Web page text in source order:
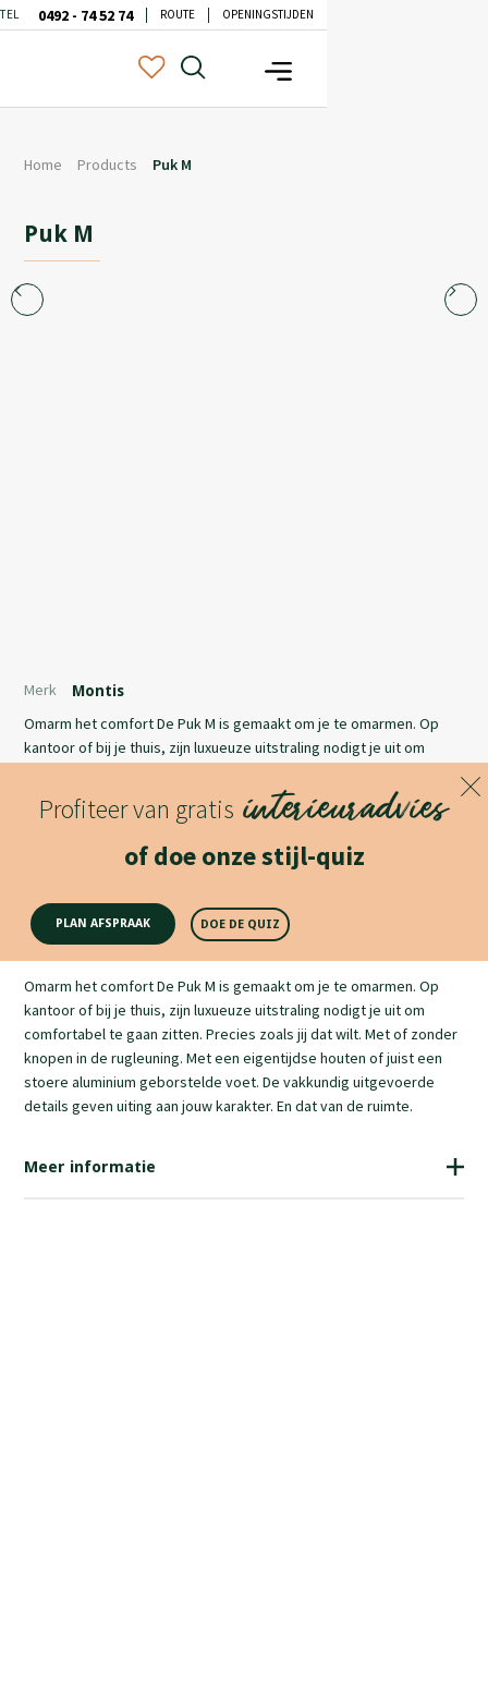
TEL 0492 - 74 52 74 ROUTE OPENINGSTIJDEN
Home Products Puk M
Puk M
Omarm het comfort De Puk M is gemaakt om je te omarmen. Op
kantoor of bij je thuis, zijn luxueuze uitstraling nodigt je uit om
knopen in de rugleuning. Met een eigentijdse houten of juist een
stoere aluminium geborstelde voet. De vakkundig uitgevoerde
details geven uiting aan jouw karakter. En dat van de ruimte.
Lees meer
Merk Montis
Profiteer van gratis interieuradvies
of doe onze stijl-quiz
PLAN AFSPRAAK DOE DE QUIZ
Productomschrijving
Omarm het comfort De Puk M is gemaakt om je te omarmen. Op
kantoor of bij je thuis, zijn luxueuze uitstraling nodigt je uit om
comfortabel te gaan zitten. Precies zoals jij dat wilt. Met of zonder
knopen in de rugleuning. Met een eigentijdse houten of juist een
stoere aluminium geborstelde voet. De vakkundig uitgevoerde
details geven uiting aan jouw karakter. En dat van de ruimte.
Meer informatie